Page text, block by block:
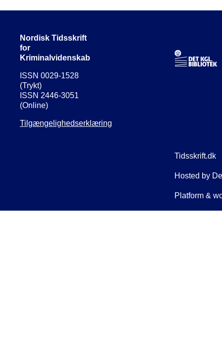
Nordisk Tidsskrift
for
Kriminalvidenskab
ISSN 0029-1528
(Trykt)
ISSN 2446-3051
(Online)
Tilgængelighedserklæring